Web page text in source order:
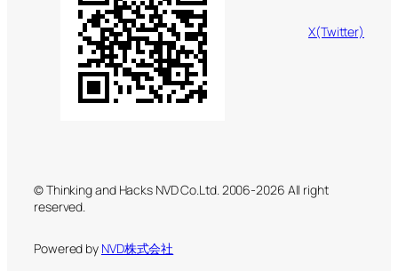
X(Twitter)
© Thinking and Hacks NVD Co.Ltd. 2006-2026 All right
reserved.
Powered by NVD株式会社